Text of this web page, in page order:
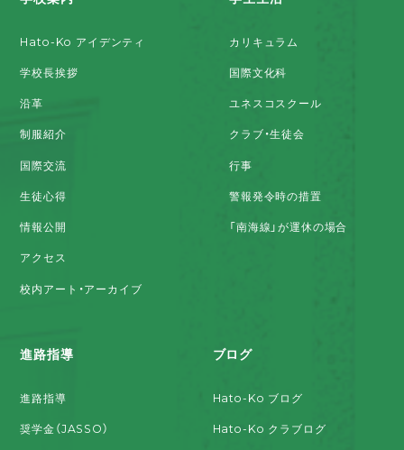
Hato-Ko アイデンティ
学校長挨拶
沿革
制服紹介
国際交流
生徒心得
情報公開
アクセス
校内アート・アーカイブ
カリキュラム
国際文化科
ユネスコスクール
クラブ・生徒会
行事
警報発令時の措置
「南海線」が運休の場合
進路指導
進路指導
奨学金（JASSO）
ブログ
Hato-Ko ブログ
Hato-Ko クラブログ